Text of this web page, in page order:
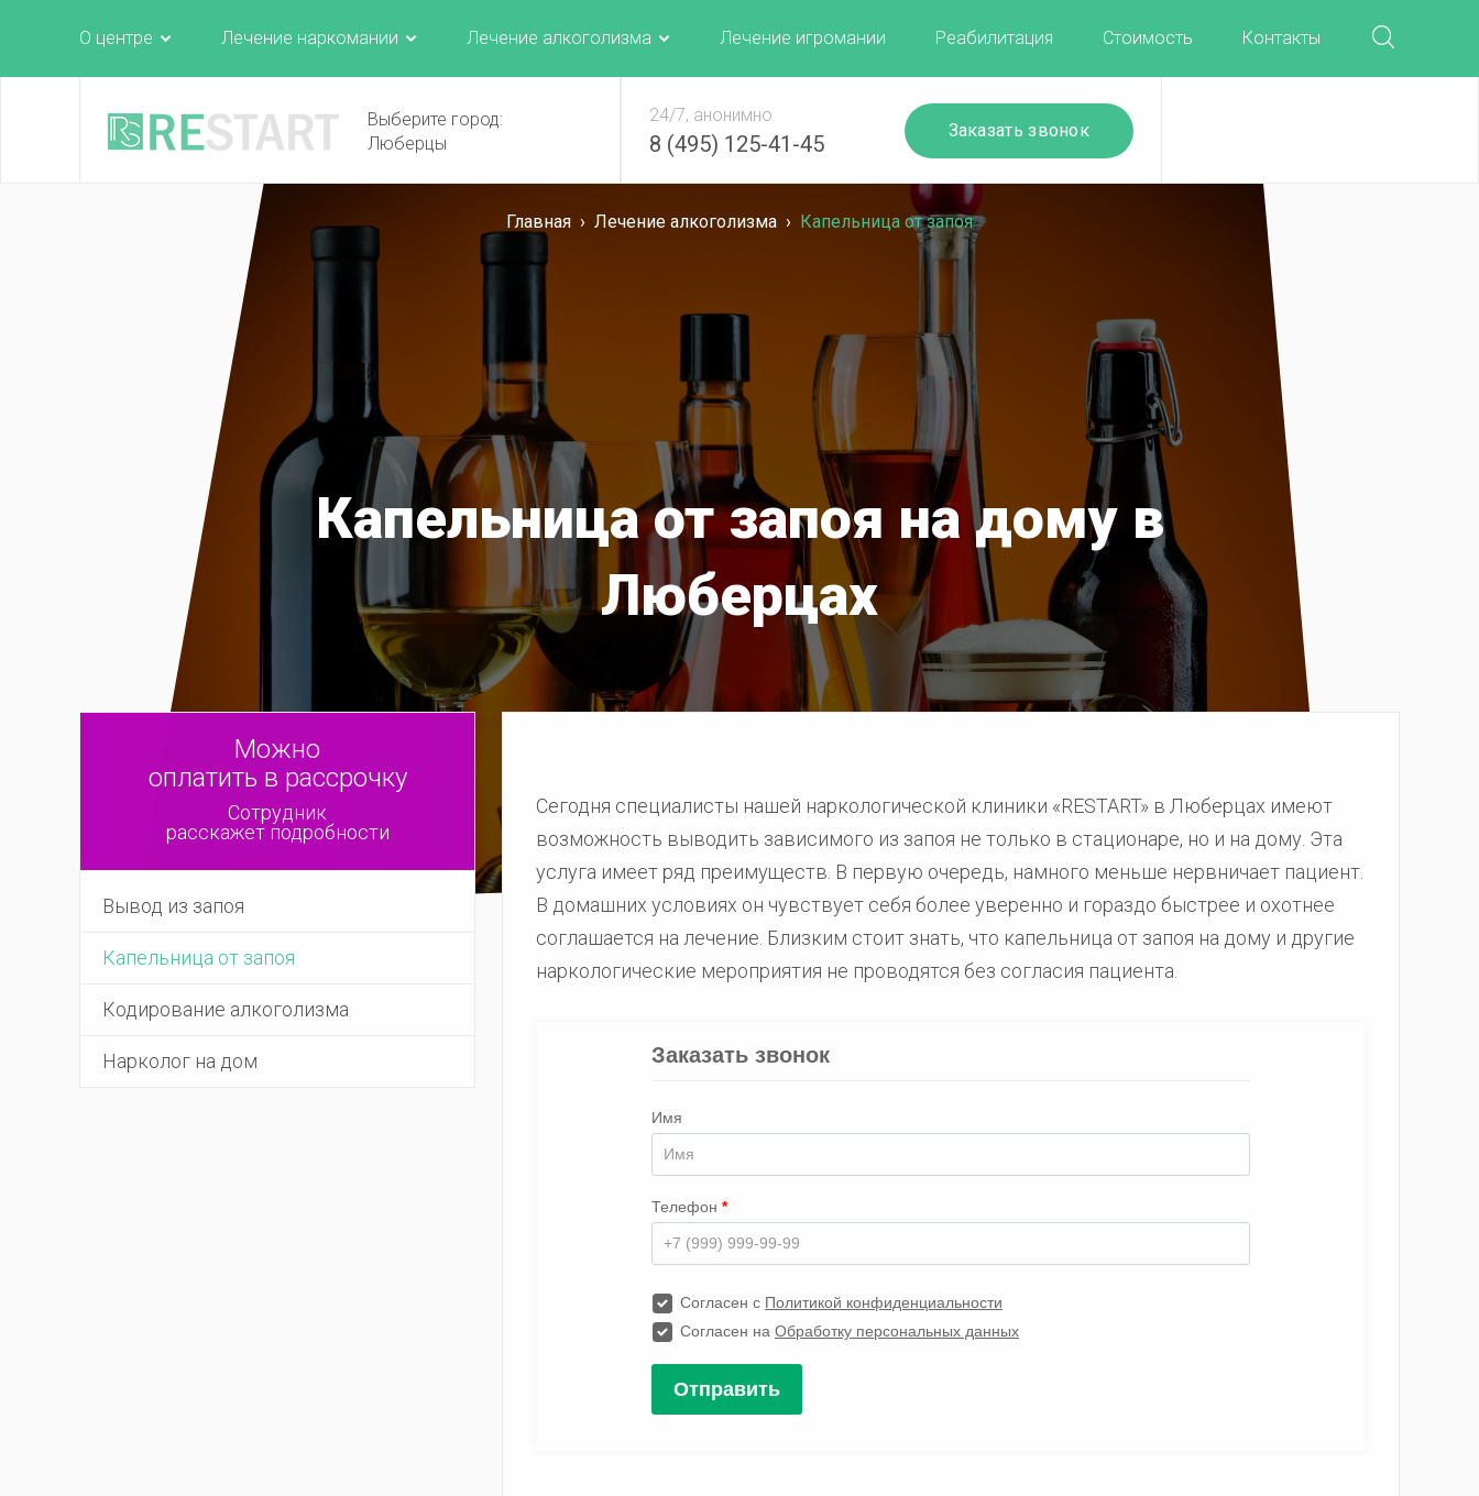
О центре Лечение наркомании Лечение алкоголизма Лечение игромании Реабилитация Стоимость Контакты
Выберите город:
Люберцы
24/7, анонимно
8 (495) 125-41-45
Заказать звонок
Главная › Лечение алкоголизма › Капельница от запоя
Капельница от запоя на дому в
Люберцах
Сегодня специалисты нашей наркологической клиники «RESTART» в Люберцах имеют
возможность выводить зависимого из запоя не только в стационаре, но и на дому. Эта
услуга имеет ряд преимуществ. В первую очередь, намного меньше нервничает пациент.
В домашних условиях он чувствует себя более уверенно и гораздо быстрее и охотнее
соглашается на лечение. Близким стоит знать, что капельница от запоя на дому и другие
наркологические мероприятия не проводятся без согласия пациента.
Можно
оплатить в рассрочку
Сотрудник
расскажет подробности
Вывод из запоя
Капельница от запоя
Кодирование алкоголизма
Нарколог на дом